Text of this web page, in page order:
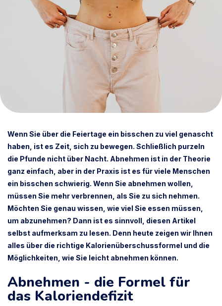
Wenn Sie über die Feiertage ein bisschen zu viel genascht
haben, ist es Zeit, sich zu bewegen. Schließlich purzeln
die Pfunde nicht über Nacht. Abnehmen ist in der Theorie
ganz einfach, aber in der Praxis ist es für viele Menschen
ein bisschen schwierig. Wenn Sie abnehmen wollen,
müssen Sie mehr verbrennen, als Sie zu sich nehmen.
Möchten Sie genau wissen, wie viel Sie essen müssen,
um abzunehmen? Dann ist es sinnvoll, diesen Artikel
selbst aufmerksam zu lesen. Denn heute zeigen wir Ihnen
alles über die richtige Kalorienüberschussformel und die
Möglichkeiten, wie Sie leicht abnehmen können.
Abnehmen - die Formel für
das Kaloriendefizit